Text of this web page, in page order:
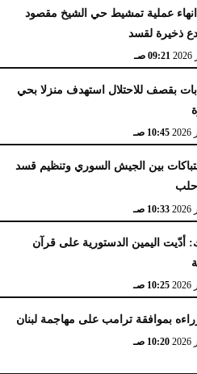
عملية تمشيط حي الشيخ مقصود
ذخيرة لقسد
09:21 صـ
بقصف للاحتلال استهدف منزلا بحي
10:45 صـ
بين الجيش السوري وتنظيم قسد
حلب
10:33 صـ
أدّيت اليمين الدستورية على قرآن
10:25 صـ
بموافقة ترامب على مهاجمة لبنان
10:20 صـ